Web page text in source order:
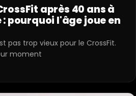
après 40 ans à
pourquoi l'âge joue en
pas trop vieux pour le CrossFit.
moment